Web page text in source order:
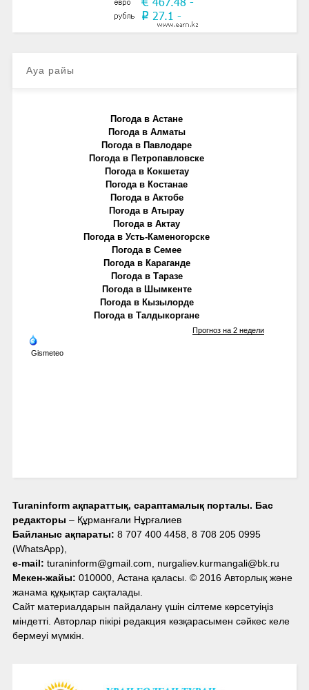
Ауа райы
Погода в Астане
Погода в Алматы
Погода в Павлодаре
Погода в Петропавловске
Погода в Кокшетау
Погода в Костанае
Погода в Актобе
Погода в Атырау
Погода в Актау
Погода в Усть-Каменогорске
Погода в Семее
Погода в Караганде
Погода в Таразе
Погода в Шымкенте
Погода в Кызылорде
Погода в Талдыкоргане
Gismeteo
Прогноз на 2 недели
Turaninform ақпараттық, сараптамалық порталы. Бас
редакторы – Құрманғали Нұрғалиев
Байланыс ақпараты: 8 707 400 4458, 8 708 205 0995
(WhatsApp),
e-mail: turaninform@gmail.com, nurgaliev.kurmangali@bk.ru
Мекен-жайы: 010000, Астана қаласы. © 2016 Авторлық және
жанама құқықтар сақталады.
Сайт материалдарын пайдалану үшін сілтеме көрсетуіңіз
міндетті. Авторлар пікірі редакция көзқарасымен сәйкес келе
бермеуі мүмкін.